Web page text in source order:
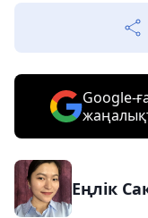
Google-
Еңлік